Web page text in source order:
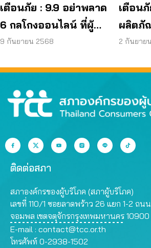
เตือนภัย : 9.9 อย่าพลาด
6 กลโกงออนไลน์ ที่ผู้
บริโภคโดนหลอกบ่อย
9 กันยายน 2568
เตือน
ผลิตภั
JAPO
2 กันยาย
ติดต่อสภา
สภาองค์กรของผู้บริโภค (สภาผู้บริโภค)
เลขที่ 110/1 ซอยลาดพร้าว 26 แยก 1-2 ถน
จอมพล เขตจตุจักรกรุงเทพมหานคร 10900
E-mail : contact@tcc.or.th
โทรศัพท์ 0-2938-1502